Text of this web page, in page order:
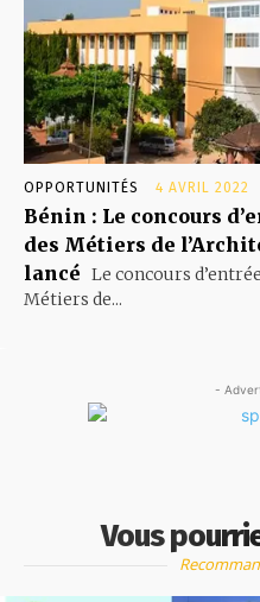
OPPORTUNITÉS 4 AVRIL 2022
Bénin : Le concours
des Métiers de
lancé Le concours
Métiers de...
-
Vous